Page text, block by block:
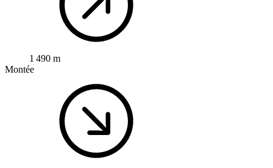
1 490 m
Montée